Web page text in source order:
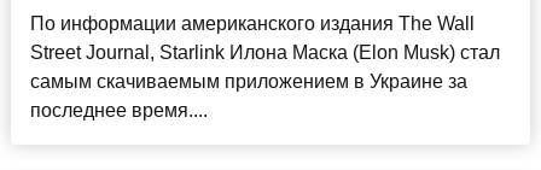
По информации американского издания The Wall
Street Journal, Starlink Илона Маска (Elon Musk) стал
самым скачиваемым приложением в Украине за
последнее время....